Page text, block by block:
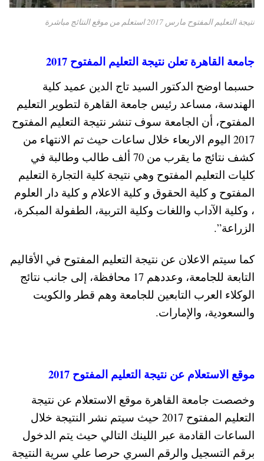
نتيجة التعليم المفتوح مارس 2017 استعلم من موقع النتائج مباشرة
جامعة القاهرة تعلن نتيجة التعليم المفتوح 2017
حسبما اوضح الدكتور السيد تاج الدين عميد كلية
الهندسة، مساعد رئيس جامعة القاهرة لتطوير التعليم
المفتوح، أن الجامعة سوف تنشر نتيجة التعليم المفتوح
2017 اليوم الاربعاء خلال ساعات حيث تم الانتهاء من
كشف نتائج ما يقرب من 70 ألف طالب وطالبة في
كليات التعليم المفتوح وهي نتيجة كلية التجارة التعليم
المفتوح و كلية الحقوق و كلية الاعلام و كلية دار العلوم
، وكلية الآداب واللغات وكلية التربية، الطفولة المبكرة،
الزراعة”.
كما سيتم الاعلان عن نتيجة التعليم المفتوح في الأقاليم
التابعة للجامعة، وعددهم 17 محافظة، إلى جانب نتائج
الوكلاء العرب التابعين للجامعة وهم قطر والكويت
والسعودية، والإمارات.
موقع الاستعلام عن نتيجة التعليم المفتوح 2017
وخصصت جامعة القاهرة موقع الاستعلام عن نتيجة
التعليم المفتوح 2017 حيث سيتم نشر النتيجة خلال
الساعات القادمة عبر اللينك التالي حيث يتم الدخول
برقم التسجيل والرقم السري حرصا علي سرية النتيجة